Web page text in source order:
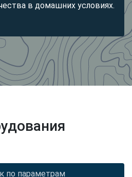
в домашних условиях.
по параметрам